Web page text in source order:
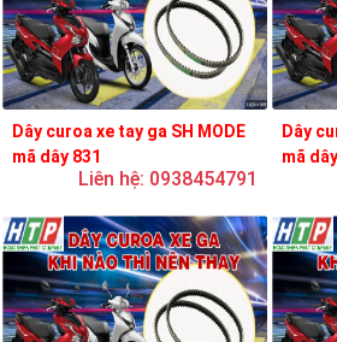
Dây curoa xe tay ga SH MODE
mã dây 831
Liên hệ: 0938454791
Dây
mã